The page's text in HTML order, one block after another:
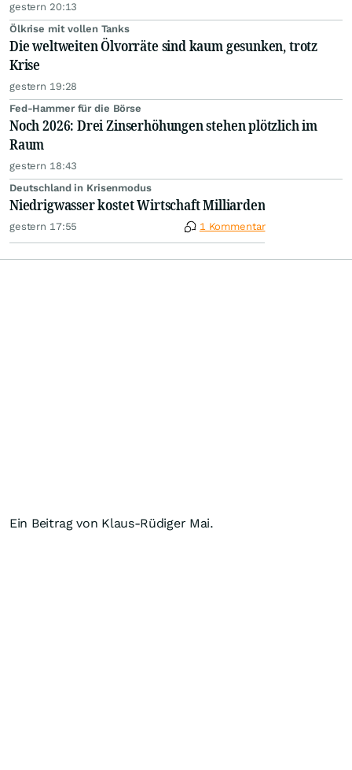
gestern 20:13
Ölkrise mit vollen Tanks
Die weltweiten Ölvorräte sind kaum gesunken, trotz
Krise
gestern 19:28
Fed-Hammer für die Börse
Noch 2026: Drei Zinserhöhungen stehen plötzlich im
Raum
gestern 18:43
Deutschland in Krisenmodus
Niedrigwasser kostet Wirtschaft Milliarden
gestern 17:55 1 Kommentar
Ein Beitrag von Klaus-Rüdiger Mai.